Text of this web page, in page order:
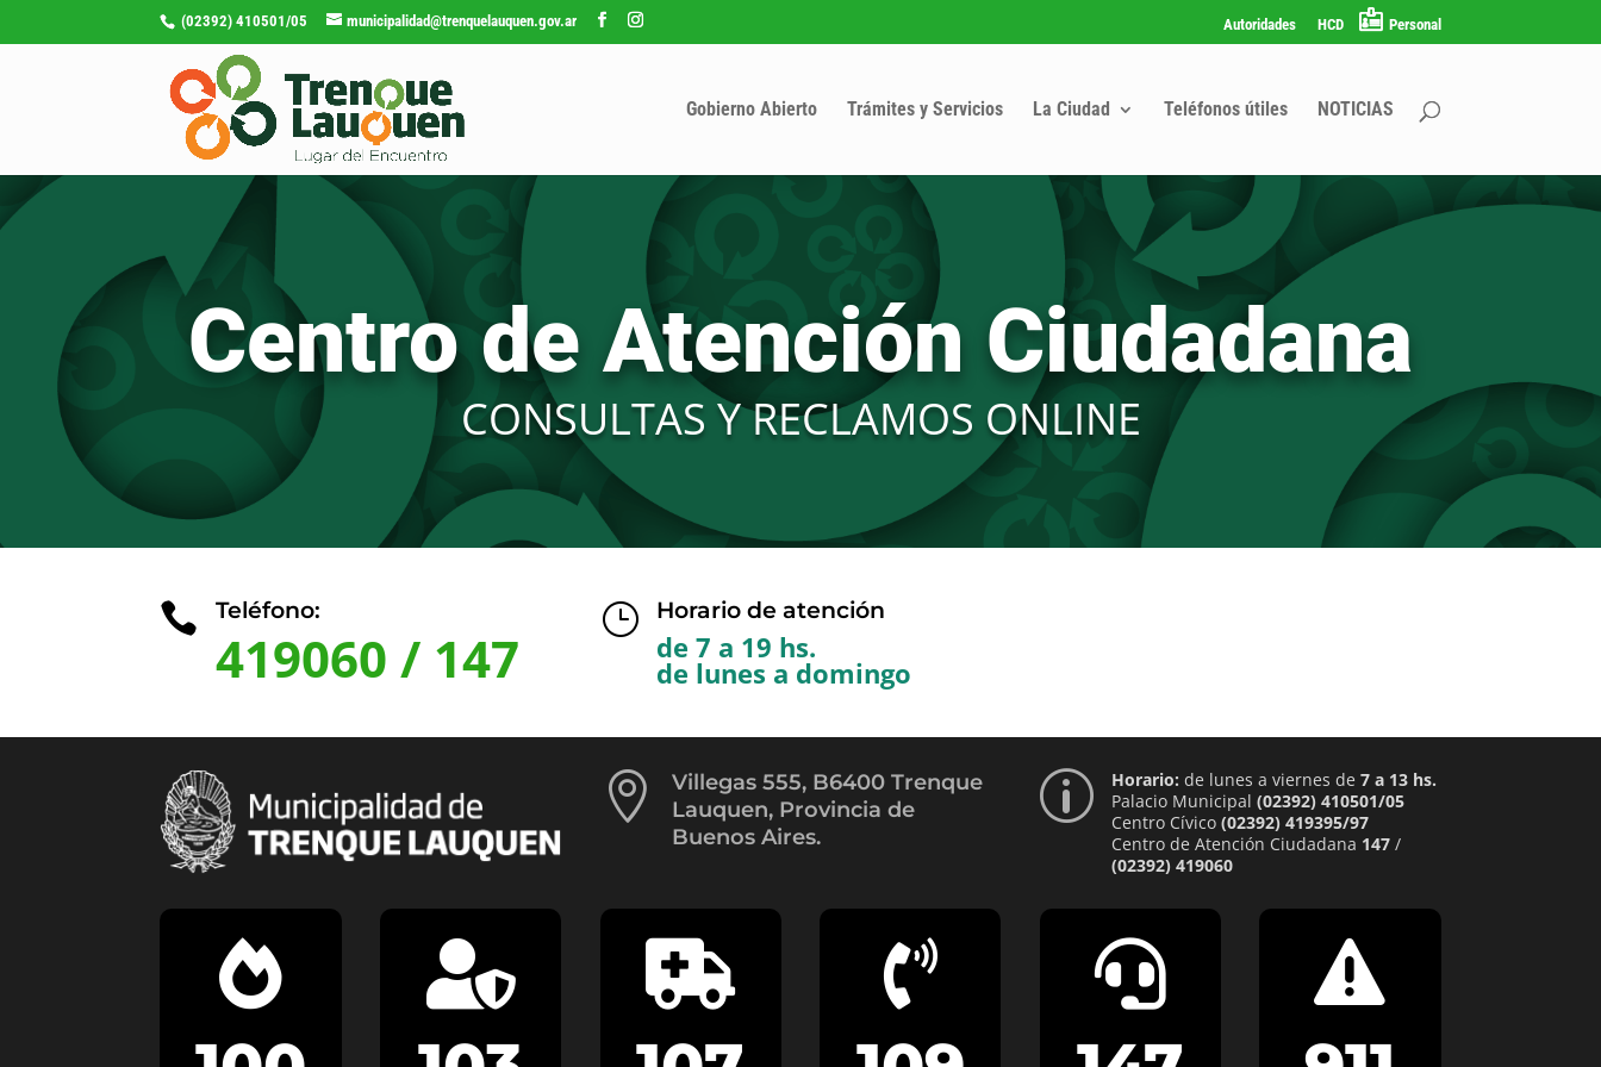
(02392) 410501/05 municipalidad@trenquelauquen.gov.ar Autoridades HCD Personal
Gobierno Abierto Trámites y Servicios La Ciudad Teléfonos útiles NOTICIAS
Centro de Atención Ciudadana
CONSULTAS Y RECLAMOS ONLINE
 Teléfono:
419060 / 147
} Horario de atención
de 7 a 19 hs.
de lunes a domingo

Villegas 555, B6400 Trenque
Lauquen, Provincia de
Buenos Aires.
p Horario: de lunes a viernes de 7 a 13 hs.
Palacio Municipal (02392) 410501/05
Centro Cívico (02392) 419395/97
Centro de Atención Ciudadana 147/
(02392) 419060
     